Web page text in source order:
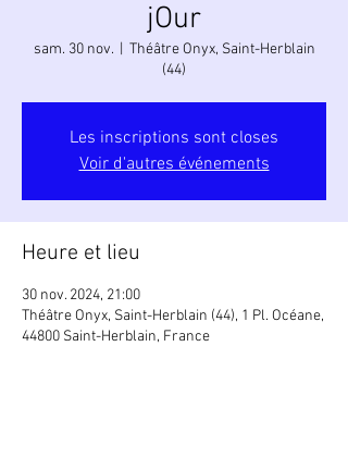
jOur
sam. 30 nov.
  |
Théâtre Onyx, Saint-Herblain
(44)
Les inscriptions sont closes
Voir d'autres événements
Heure et lieu
30 nov. 2024, 21:00
Théâtre Onyx, Saint-Herblain (44), 1 Pl. Océane,
44800 Saint-Herblain, France